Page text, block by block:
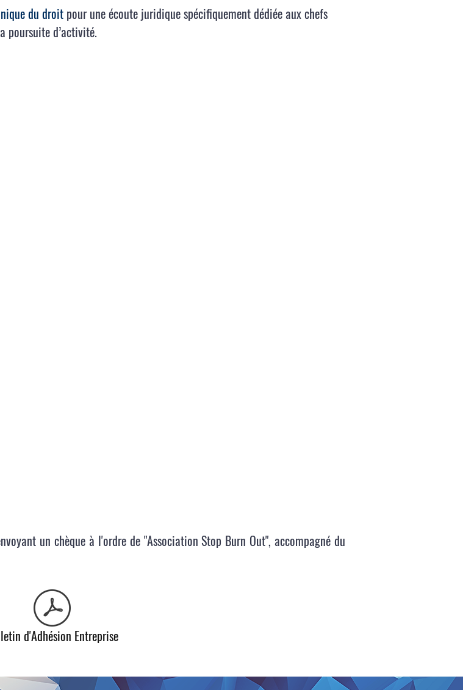
du droit pour une écoute juridique spécifiquement dédiée aux chefs
poursuite d’activité.
un chèque à l'ordre de "Association Stop Burn Out", accompagné du
d'Adhésion Entreprise